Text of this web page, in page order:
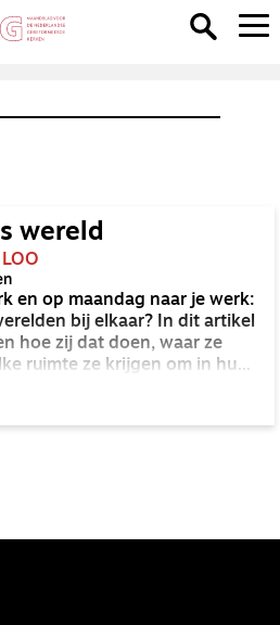
wereld
en op maandag naar je werk:
bij elkaar? In dit artikel
hoe zij dat doen, waar ze
ruimte ze krijgen om in hun
te laten zien.